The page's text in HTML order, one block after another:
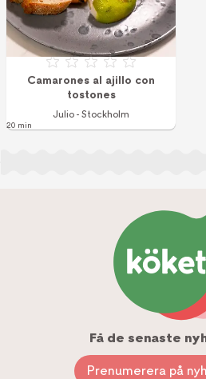
Betyg: 0 av 5
Camarones al ajillo con
tostones
Julio - Stockholm
20 min
Få de senaste
Prenumerera på